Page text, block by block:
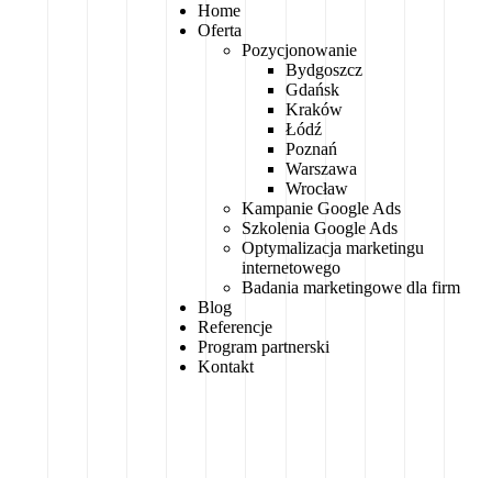
Home
Oferta
Pozycjonowanie
Bydgoszcz
Gdańsk
Kraków
Łódź
Poznań
Warszawa
Wrocław
Kampanie Google Ads
Szkolenia Google Ads
Optymalizacja marketingu
internetowego
Badania marketingowe dla firm
Blog
Referencje
Program partnerski
Kontakt